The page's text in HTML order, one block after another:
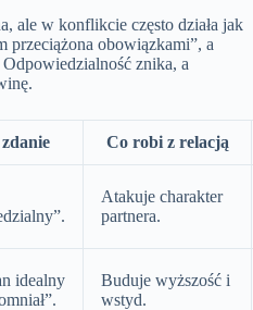
ale w konflikcie często działa jak
przeciążona obowiązkami”, a
Odpowiedzialność znika, a
Co robi z relacją
Atakuje charakter
partnera.
idealny
Buduje wyższość i
wstyd.